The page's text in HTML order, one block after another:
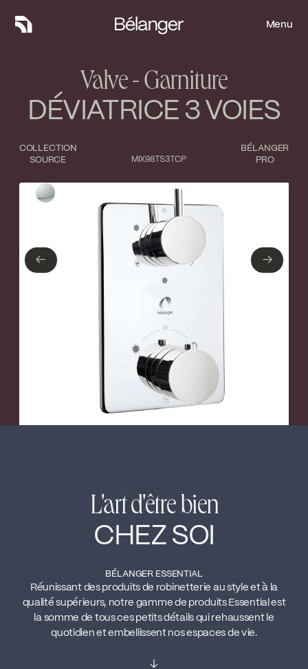
Menu
Menu
COLLECTION
SOURCE
Valve - Garniture
DÉVIATRICE 3 VOIES
BÉLANGER
PRO
MIX98TS3TCP
Type de finition
Chrome poli
← →
L'art d'être bien
CHEZ SOI
BÉLANGER ESSENTIAL
Réunissant des produits de robinetterie au style et à la
qualité supérieurs, notre gamme de produits Essential est
la somme de tous ces petits détails qui rehaussent le
quotidien et embellissent nos espaces de vie.
↓